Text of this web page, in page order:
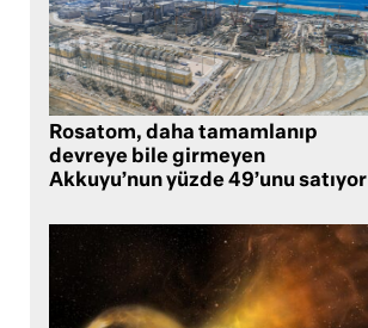
Rosatom, daha tamamlanıp
devreye bile girmeyen
Akkuyu’nun yüzde 49’unu satıyor